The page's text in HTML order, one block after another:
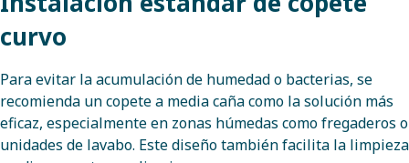
curvo
Para evitar la acumulación de humedad o bacterias, se
recomienda un copete a media caña como la solución más
eficaz, especialmente en zonas húmedas como fregaderos o
unidades de lavabo. Este diseño también facilita la limpieza